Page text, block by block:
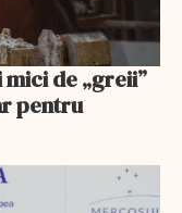
de „greii”
pentru